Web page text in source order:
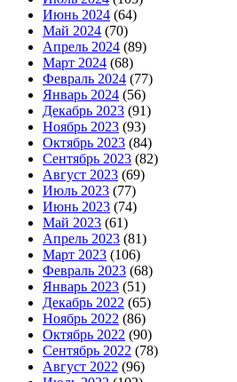
Июнь 2024 (64)
Май 2024 (70)
Апрель 2024 (89)
Март 2024 (68)
Февраль 2024 (77)
Январь 2024 (56)
Декабрь 2023 (91)
Ноябрь 2023 (93)
Октябрь 2023 (84)
Сентябрь 2023 (82)
Август 2023 (69)
Июль 2023 (77)
Июнь 2023 (74)
Май 2023 (61)
Апрель 2023 (81)
Март 2023 (106)
Февраль 2023 (68)
Январь 2023 (51)
Декабрь 2022 (65)
Ноябрь 2022 (86)
Октябрь 2022 (90)
Сентябрь 2022 (78)
Август 2022 (96)